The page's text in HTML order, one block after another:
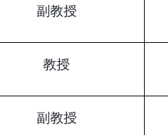
副教授
教授
副教授